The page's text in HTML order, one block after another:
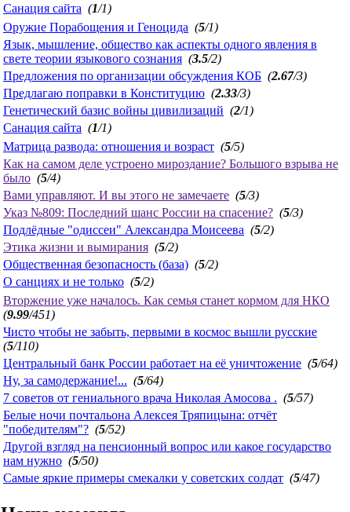
Санация сайта (1/1)
Оружие Порабощения и Геноцида (5/1)
Язык, мышление, общество как аспекты одного явления в
свете теории языкового сознания (3.5/2)
Предложения по организации обсуждения КОБ (2.67/3)
Предлагаю поправки в Конституцию (2.33/3)
Генетический базис войны цивилизаций (2/1)
Санация сайта (1/1)
Матрица развода: отношения и возраст (5/5)
Как на самом деле устроено мироздание? Большого взрыва не
было (5/4)
Вами управляют. И вы этого не замечаете (5/3)
Указ №809: Последний шанс России на спасение? (5/3)
Подлёдные "одиссеи" Александра Моисеева (5/2)
Этика жизни и вымирания (5/2)
Общественная безопасность (база) (5/2)
О санциях и не только (5/2)
Вторжение уже началось. Как семья станет кормом для НКО
(9.99/451)
Чисто чтобы не забыть, первыми в космос вышли русские
(5/110)
Центральный банк России работает на её уничтожение (5/64)
Ну, за самодержание!... (5/64)
7 советов от гениального врача Николая Амосова . (5/57)
Белые ночи почтальона Алексея Тряпицына: отчёт
"победителям"? (5/52)
Другой взгляд на пенсионный вопрос или какое государство
нам нужно (5/50)
Самые яркие примеры смекалки у советских солдат (5/47)